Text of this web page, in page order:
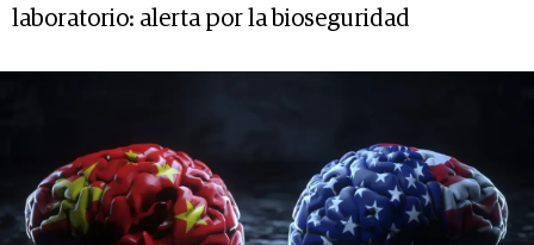
laboratorio: alerta por la bioseguridad